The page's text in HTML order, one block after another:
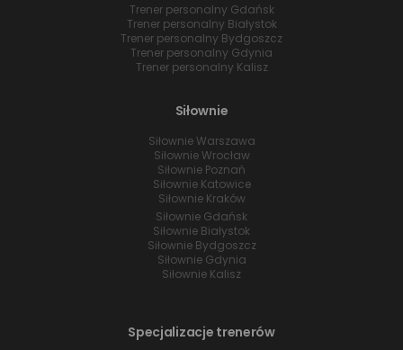
Trener personalny Gdańsk
Trener personalny Białystok
Trener personalny Bydgoszcz
Trener personalny Gdynia
Trener personalny Kalisz
Siłownie
Siłownie Warszawa
Siłownie Wrocław
Siłownie Poznań
Siłownie Katowice
Siłownie Kraków
Siłownie Gdańsk
Siłownie Białystok
Siłownie Bydgoszcz
Siłownie Gdynia
Siłownie Kalisz
Specjalizacje trenerów